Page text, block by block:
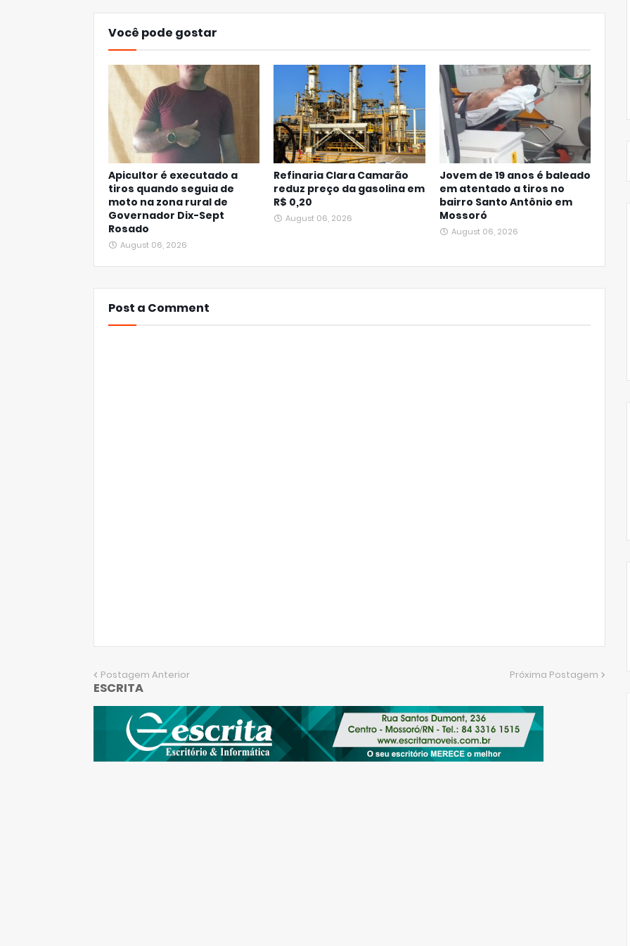
Você pode gostar
Apicultor é executado a
tiros quando seguia de
moto na zona rural de
Governador Dix-Sept
Rosado
August 06, 2026
Refinaria Clara Camarão
reduz preço da gasolina em
R$ 0,20
August 06, 2026
Jovem de 19 anos é baleado
em atentado a tiros no
bairro Santo Antônio em
Mossoró
August 06, 2026
Post a Comment
Postagem Anterior Próxima Postagem
ESCRITA